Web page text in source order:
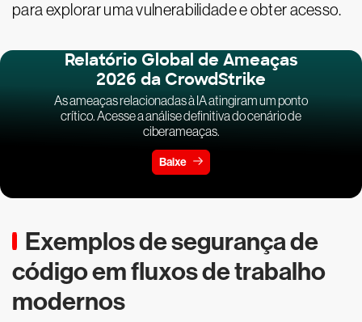
para explorar uma vulnerabilidade e obter acesso.
Relatório Global de Ameaças
2026 da CrowdStrike
As ameaças relacionadas à IA atingiram um ponto
crítico. Acesse a análise definitiva do cenário de
ciberameaças.
Baixe
Exemplos de segurança de
código em fluxos de trabalho
modernos